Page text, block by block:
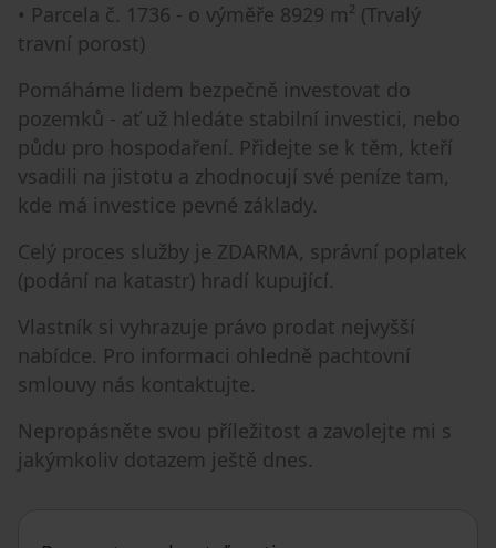
• Parcela č. 1736 - o výměře 8929 m² (Trvalý
travní porost)
Pomáháme lidem bezpečně investovat do
pozemků - ať už hledáte stabilní investici, nebo
půdu pro hospodaření. Přidejte se k těm, kteří
vsadili na jistotu a zhodnocují své peníze tam,
kde má investice pevné základy.
Celý proces služby je ZDARMA, správní poplatek
(podání na katastr) hradí kupující.
Vlastník si vyhrazuje právo prodat nejvyšší
nabídce. Pro informaci ohledně pachtovní
smlouvy nás kontaktujte.
Nepropásněte svou příležitost a zavolejte mi s
jakýmkoliv dotazem ještě dnes.